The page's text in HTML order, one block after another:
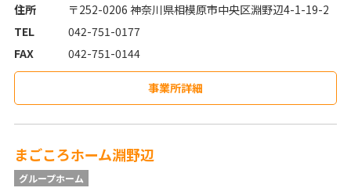
住所
〒252-0206 神奈川県相模原市中央区淵野辺4-1-19-2
TEL
042-751-0177
FAX
042-751-0144
事業所詳細
まごころホーム淵野辺
グループホーム